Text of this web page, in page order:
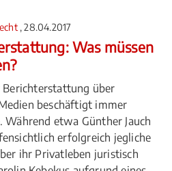
, 28.04.2017
Was müssen
Berichterstattung über
beschäftigt immer
etwa Günther Jauch
erfolgreich jegliche
ihr Privatleben juristisch